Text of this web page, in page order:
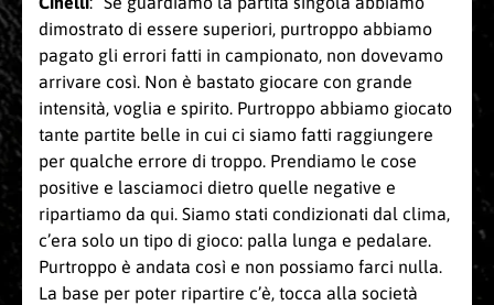
dimostrato di essere superiori, purtroppo abbiamo
pagato gli errori fatti in campionato, non dovevamo
arrivare così. Non è bastato giocare con grande
intensità, voglia e spirito. Purtroppo abbiamo giocato
tante partite belle in cui ci siamo fatti raggiungere
per qualche errore di troppo. Prendiamo le cose
positive e lasciamoci dietro quelle negative e
ripartiamo da qui. Siamo stati condizionati dal clima,
c’era solo un tipo di gioco: palla lunga e pedalare.
Purtroppo è andata così e non possiamo farci nulla.
La base per poter ripartire c’è, tocca alla società